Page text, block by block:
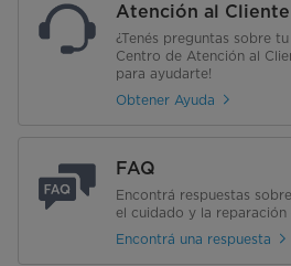
Atención al Cliente
¿Tenés preguntas sobre
Centro de Atención al
para ayudarte!
Obtener Ayuda
FAQ
Encontrá respuestas
el cuidado y la
Encontrá una respuesta